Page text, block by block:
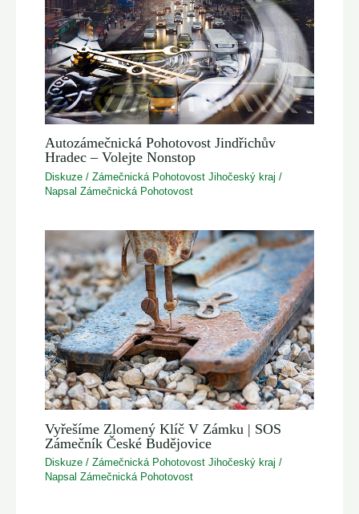
Autozámečnická Pohotovost Jindřichův
Hradec – Volejte Nonstop
Diskuze /Zámečnická Pohotovost Jihočeský kraj /
NapsalZámečnická Pohotovost
Vyřešíme Zlomený Klíč V Zámku | SOS
Zámečník České Budějovice
Diskuze /Zámečnická Pohotovost Jihočeský kraj /
NapsalZámečnická Pohotovost